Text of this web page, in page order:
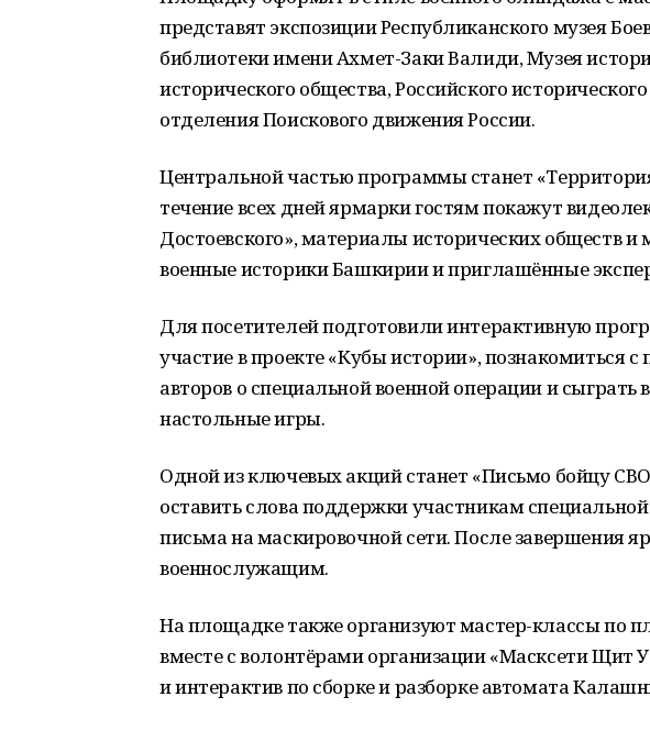
представят экспозиции Республиканского музея
библиотеки имени Ахмет-Заки Валиди, Музея
исторического общества, Российского
отделения Поискового движения России.
Центральной частью программы станет
течение всех дней ярмарки гостям покажут
Достоевского», материалы исторических обществ и
военные историки Башкирии и приглашённые
Для посетителей подготовили интерактивную
участие в проекте «Кубы истории», познакомиться
авторов о специальной военной операции и сыграть
настольные игры.
Одной из ключевых акций станет «Письмо бойцу
оставить слова поддержки участникам
письма на маскировочной сети. После завершения
военнослужащим.
На площадке также организуют мастер-классы по
вместе с волонтёрами организации «Масксети Щит
и интерактив по сборке и разборке автомата